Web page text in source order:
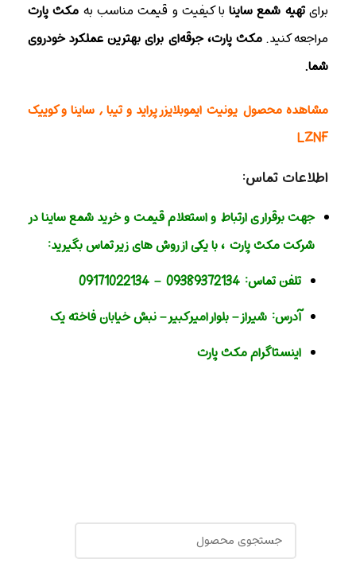
برایتهیه شمع ساینا با کیفیت و قیمت مناسب به مکث پارت
مراجعه کنید.مکث پارت، جرقه‌ای برای بهترین عملکرد خودروی
شما.
مشاهده محصولیونیت ایموبلایزر پراید و تیبا , ساینا و کوییک
LZNF
اطلاعات تماس:
جهت برقراری ارتباط و استعلام قیمت و خرید شمع ساینا در
شرکت مکث پارت ، با یکی از روش های زیر تماس بگیرید:
تلفن تماس: 09389372134
–
09171022134
آدرس: شیراز – بلوار امیر کبیر – نبش خیابان فاخته یک
اینستاگرام مکث پارت